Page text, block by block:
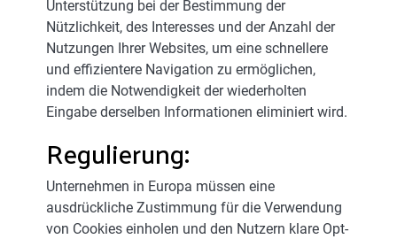
Unterstützung bei der Bestimmung der
Nützlichkeit, des Interesses und der Anzahl der
Nutzungen Ihrer Websites, um eine schnellere
und effizientere Navigation zu ermöglichen,
indem die Notwendigkeit der wiederholten
Eingabe derselben Informationen eliminiert wird.
Regulierung:
Unternehmen in Europa müssen eine
ausdrückliche Zustimmung für die Verwendung
von Cookies einholen und den Nutzern klare Opt-